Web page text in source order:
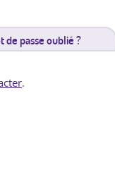
de passe oublié ?
.